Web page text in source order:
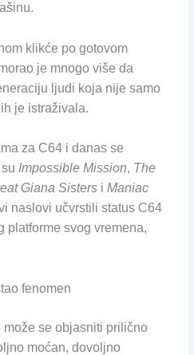
klikće po gotovom
je mnogo više da
ljudi koja nije samo
je istraživala.
za C64 i danas se
Impossible Mission, The
Giana Sistersi Maniac
naslovi učvrstili status C64
platforme svog vremena,
fenomen
se objasniti prilično
moćan, dovoljno